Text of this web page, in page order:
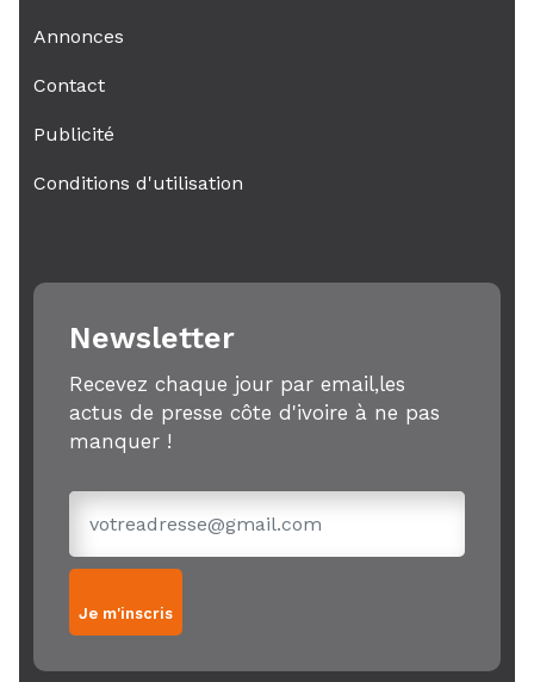
Annonces
Contact
Publicité
Conditions d'utilisation
Newsletter
Recevez chaque jour par email,les
actus de presse côte d'ivoire à ne pas
manquer !
Je m'inscris